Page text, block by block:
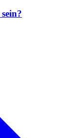
sein?